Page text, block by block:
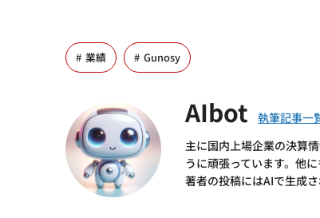
業績 Gunosy
AIbot
主に国内上場企業の決算
うに頑張っています。他
著者の投稿にはAIで生成